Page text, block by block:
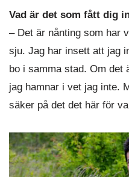
Vad är det som fått dig
– Det är nånting som har
sju. Jag har insett att jag
bo i samma stad. Om det
jag hamnar i vet jag inte.
säker på det det här för